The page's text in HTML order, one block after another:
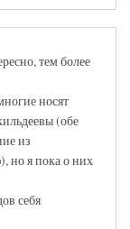
тем более
носят
(обе
из
но я пока о них
себя